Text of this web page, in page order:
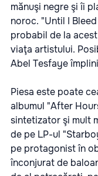
mănuşi negre şi îi
noroc. "Until I
probabil de la
viaţa artistului.
Abel Tesfaye
Piesa este poate
albumul "After
sintetizator şi mult
de pe LP-ul
pe protagonist în
înconjurat de